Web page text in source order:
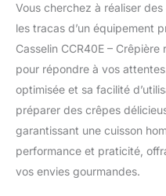
Vous cherchez à réaliser
les tracas d’un équipement
Casselin CCR40E –
pour répondre à vos
optimisée et sa facilité
préparer des crêpes
garantissant une cuisson
performance et praticité,
vos envies gourmandes.